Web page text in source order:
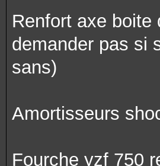
Renfort axe boite
demander pas si
sans)
Amortisseurs
Fourche yzf 750